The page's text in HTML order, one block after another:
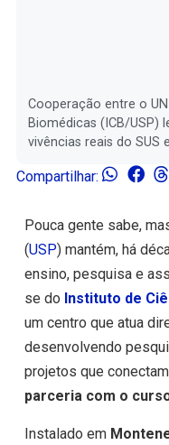
Cooperação entre o
Biomédicas (ICB/USP)
vivências reais do SUS
Compartilhar:
Pouca gente sabe,
(USP) mantém, há
ensino, pesquisa e
se do Instituto de
um centro que atua
desenvolvendo
projetos que
parceria com o
Instalado em